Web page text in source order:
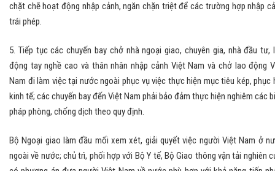
chặt chẽ hoạt động nhập cảnh, ngăn chặn triệt để các trường hợp nhập
trái phép.
5. Tiếp tục các chuyến bay chở nhà ngoại giao, chuyên gia, nhà đầu tư,
động tay nghề cao và thân nhân nhập cảnh Việt Nam và chở lao động
Nam đi làm việc tại nước ngoài phục vụ việc thực hiện mục tiêu kép, phục
kinh tế; các chuyến bay đến Việt Nam phải bảo đảm thực hiện nghiêm các
pháp phòng, chống dịch theo quy định.
Bộ Ngoại giao làm đầu mối xem xét, giải quyết việc người Việt Nam ở
ngoài về nước; chủ trì, phối hợp với Bộ Y tế, Bộ Giao thông vận tải nghiên